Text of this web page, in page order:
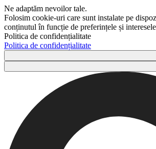
Ne adaptăm nevoilor tale.
Folosim cookie-uri care sunt instalate pe
conținutul în funcție de preferințele și
Politica de confidențialitate
Politica de confidențialitate